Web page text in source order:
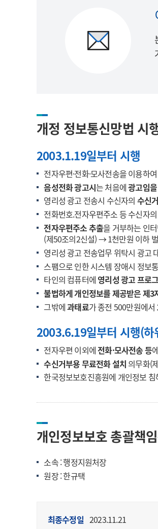
개정 정보통신망법 시
2003.1.19일부터 시행
전자우편·전화·모사전송을 이용하
음성전화 광고시는 처음에광고임
영리성 광고 전송시 수신자의 수신
전화번호.전자우편주소 등 수신자의
전자우편주소 추출을 거부하는 인
(제50조의2신설) → 1천만원 이하
영리성 광고 전송업무 위탁시 광고
스팸으로 인한 시스템 장애시 정보
타인의 컴퓨터에 영리성 광고 프로
불법하게 개인정보를 제공받은 제3
그밖에과태료가 종전 500만원에서
2003.6.19일부터 시행(하
전자우편 이외에전화·모사전송 등
수신거부용 무료전화 설치 의무화(
한국정보보호진흥원에 개인정보
개인정보보호 총괄책
소속 : 행정지원처장
원장 : 한규택
최종수정일 2023.11.21